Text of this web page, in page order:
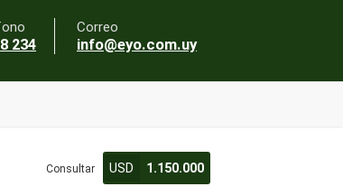
234
Correo
info@eyo.com.uy
Consultar USD 1.150.000